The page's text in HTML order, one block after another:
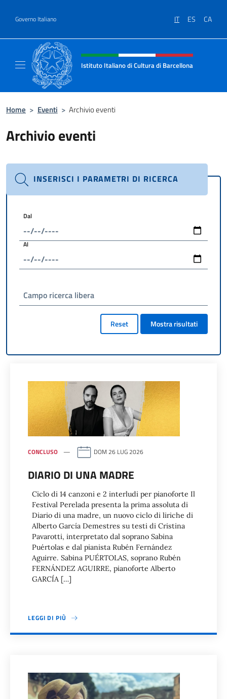
Governo Italiano IT ES CA
Intestazione sito, social e menù
Istituto Italiano di Cultura di Barcellona
Home > Eventi > Archivio eventi
Archivio eventi
INSERISCI I PARAMETRI DI RICERCA
Dal
Al
Campo ricerca libera
Reset Mostra risultati
CONCLUSO DOM 26 LUG 2026
DIARIO DI UNA MADRE
Ciclo di 14 canzoni e 2 interludi per pianoforte Il
Festival Perelada presenta la prima assoluta di
Diario di una madre, un nuovo ciclo di liriche di
Alberto García Demestres su testi di Cristina
Pavarotti, interpretato dal soprano Sabina
Puértolas e dal pianista Rubén Fernández
Aguirre. Sabina PUÉRTOLAS, soprano Rubén
FERNÁNDEZ AGUIRRE, pianoforte Alberto
GARCÍA […]
LEGGI DI PIÙ